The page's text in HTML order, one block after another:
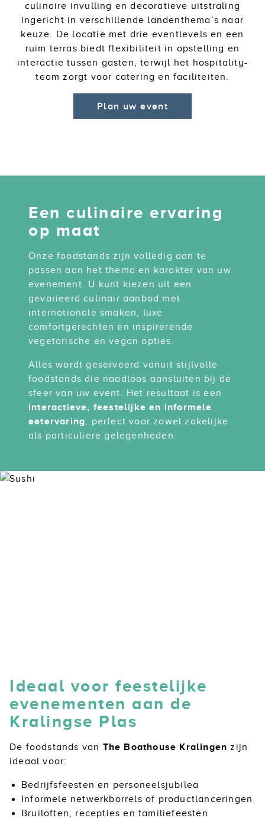
culinaire invulling en decoratieve uitstraling
ingericht in verschillende landenthema’s naar
keuze. De locatie met drie eventlevels en een
ruim terras biedt flexibiliteit in opstelling en
interactie tussen gasten, terwijl het hospitality-
team zorgt voor catering en faciliteiten.
Plan uw event
Een culinaire ervaring
op maat
Onze foodstands zijn volledig aan te
passen aan het thema en karakter van uw
evenement. U kunt kiezen uit een
gevarieerd culinair aanbod met
internationale smaken, luxe
comfortgerechten en inspirerende
vegetarische en vegan opties.
Alles wordt geserveerd vanuit stijlvolle
foodstands die naadloos aansluiten bij de
sfeer van uw event. Het resultaat is een
interactieve, feestelijke en informele
eetervaring, perfect voor zowel zakelijke
als particuliere gelegenheden.
Ideaal voor feestelijke
evenementen aan de
Kralingse Plas
De foodstands van The Boathouse Kralingen zijn
ideaal voor:
Bedrijfsfeesten en personeelsjubilea
Informele netwerkborrels of productlanceringen
Bruiloften, recepties en familiefeesten